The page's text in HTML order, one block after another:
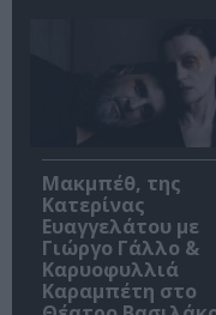
Μακμπέθ, της
Κατερίνας
Ευαγγελάτου με
Γιώργο Γάλλο &
Καρυοφυλλιά
Καραμπέτη στο